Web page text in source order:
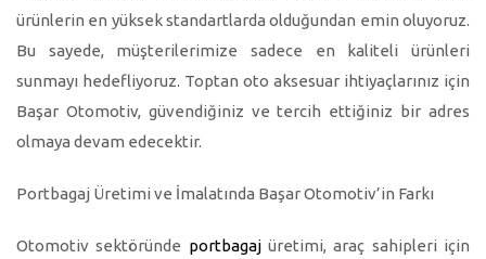
ürünlerin en yüksek standartlarda olduğundan emin oluyoruz.
Bu sayede, müşterilerimize sadece en kaliteli ürünleri
sunmayı hedefliyoruz. Toptan oto aksesuar ihtiyaçlarınız için
Başar Otomotiv, güvendiğiniz ve tercih ettiğiniz bir adres
olmaya devam edecektir.
Portbagaj Üretimi ve İmalatında Başar Otomotiv’in Farkı
Otomotiv sektöründe portbagajüretimi, araç sahipleri için